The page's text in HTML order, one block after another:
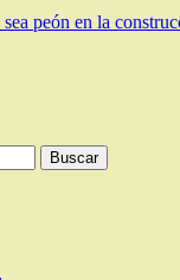
peón en la